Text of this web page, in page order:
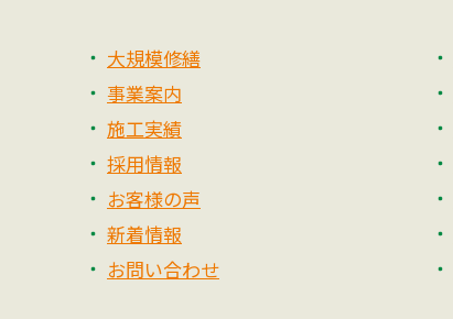
大規模修繕
事業案内
施工実績
採用情報
お客様の声
新着情報
お問い合わせ